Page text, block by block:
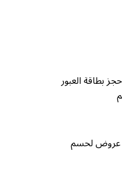
بطاقة العبور
عروض لحسم